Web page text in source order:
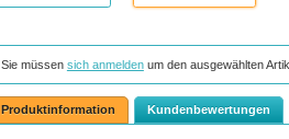
Sie müssen sich anmeldenum den ausgewählten
Produktinformation Kundenbewertungen